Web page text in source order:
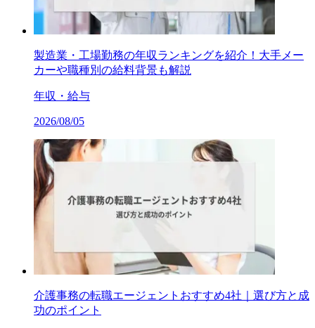
製造業・工場勤務の年収ランキングを紹介！大手メー
カーや職種別の給料背景も解説
年収・給与
2026/08/05
介護事務の転職エージェントおすすめ4社｜選び方と成
功のポイント